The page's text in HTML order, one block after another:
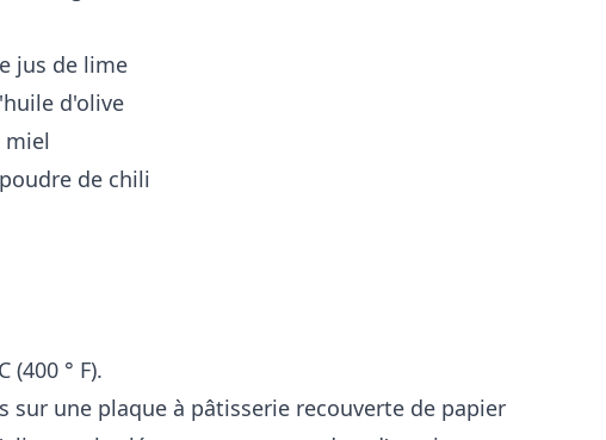
jus de lime
d'olive
miel
de chili
(400 ° F).
sur une plaque à pâtisserie recouverte de papier